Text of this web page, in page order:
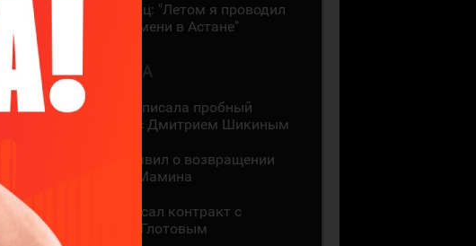
Даррен Диц: "Летом я проводил
много времени в Астане"
3 АВГУСТА
"Лада" подписала пробный
контракт с Дмитрием Шикиным
ЦСКА объявил о возвращении
Максима Мамина
СКА подписал контракт с
Василием Глотовым